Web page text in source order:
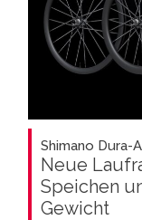
Shimano Dura-
Neue
Speichen
Gewicht